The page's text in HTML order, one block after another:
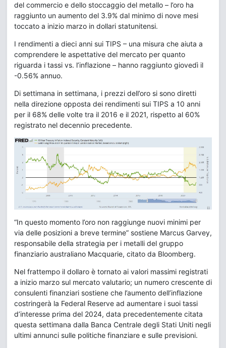
del commercio e dello stoccaggio del metallo – l’oro ha
raggiunto un aumento del 3.9% dal minimo di nove mesi
toccato a inizio marzo in dollari statunitensi.
I rendimenti a dieci anni sui TIPS – una misura che aiuta a
comprendere le aspettative del mercato per quanto
riguarda i tassi vs. l’inflazione – hanno raggiunto giovedì il
-0.56% annuo.
Di settimana in settimana, i prezzi dell’oro si sono diretti
nella direzione opposta dei rendimenti sui TIPS a 10 anni
per il 68% delle volte tra il 2016 e il 2021, rispetto al 60%
registrato nel decennio precedente.
“In questo momento l’oro non raggiunge nuovi minimi per
via delle posizioni a breve termine” sostiene Marcus Garvey,
responsabile della strategia per i metalli del gruppo
finanziario australiano Macquarie, citato da Bloomberg.
Nel frattempo il dollaro è tornato ai valori massimi registrati
a inizio marzo sul mercato valutario; un numero crescente di
consulenti finanziari sostiene che l’aumento dell’inflazione
costringerà la Federal Reserve ad aumentare i suoi tassi
d’interesse prima del 2024, data precedentemente citata
questa settimana dalla Banca Centrale degli Stati Uniti negli
ultimi annunci sulle politiche finanziare e sulle previsioni.